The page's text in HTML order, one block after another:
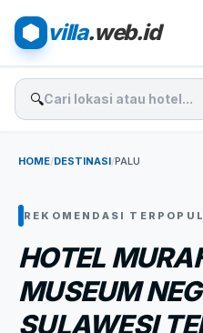
villa.web.id
🔍
HOME/DESTINASI/PALU
REKOMENDASI
HOTEL
MUSEUM
SULAWESI